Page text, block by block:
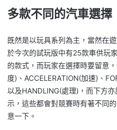
多款不同的汽車選擇
既然是以玩具系列為主，當然在
於今次的試玩版中有25款車供玩
的款式，而玩家在選擇時要留意
度)、ACCELERATION(加速)、
以及HANDLING(處理)，而下方
示，這些都會對競賽時有著不同
意一下。